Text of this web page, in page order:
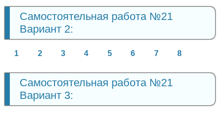
Самостоятельная работа №21
Вариант 2:
1 2 3 4 5 6 7 8
Самостоятельная работа №21
Вариант 3: